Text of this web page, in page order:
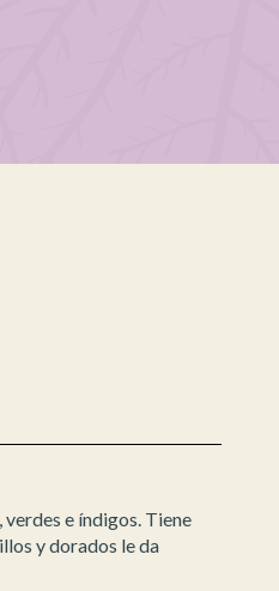
e índigos. Tiene
y dorados le da